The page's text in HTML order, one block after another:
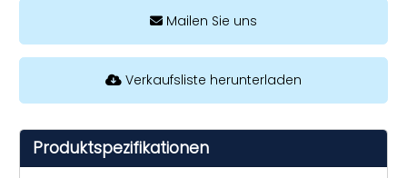
Mailen Sie uns
Verkaufsliste herunterladen
Produktspezifikationen